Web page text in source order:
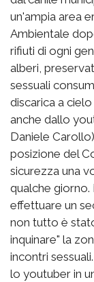
un'ampia area
Ambientale
rifiuti di ogni
alberi,
sessuali
discarica a
anche dallo
Daniele
posizione del
sicurezza una
qualche
effettuare un
non tutto è
inquinare" la
incontri
lo youtuber in